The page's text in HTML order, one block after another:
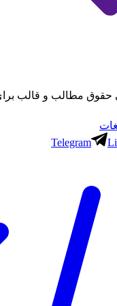
حقوق مطالب و قالب
Telegram